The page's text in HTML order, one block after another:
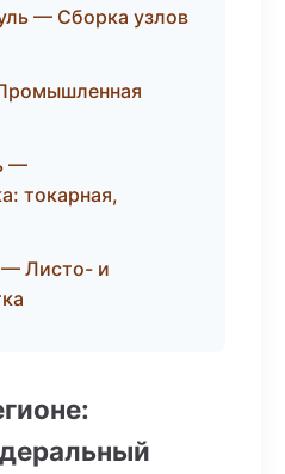
— Сборка узлов
—
токарная,
Листо- и